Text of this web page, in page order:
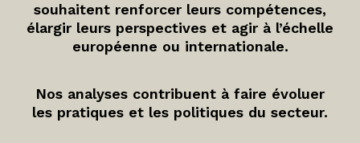
souhaitent renforcer leurs compétences,
élargir leurs perspectives et agir à l’échelle
européenne ou internationale.
Nos analyses contribuent à faire évoluer
les pratiques et les politiques du secteur.